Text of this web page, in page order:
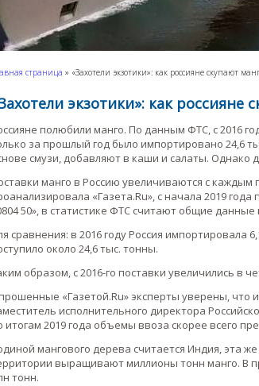
страница » «Захотели экзотики»: как россияне скупают
экзотики»: как россияне
полюбили манго. По данным ФТС, с 2016
за прошлый год было импортировано 24,6
смузи, добавляют в каши и салаты. Однако
манго в Россию увеличиваются с
«Газета.Ru», с начала 2019
50», в статистике ФТС считают общие
сравнения: в 2016 году Россия импортировала
около 24,6 тыс. тонны.
образом, с 2016-го поставки увеличились в
«Газетой.Ru» эксперты уверены, что
исполнительного директора
итогам 2019 года объемы ввоза скорее всего
мангового дерева считается Индия, эта
выращивают миллионы тонн манго. В
тонн.